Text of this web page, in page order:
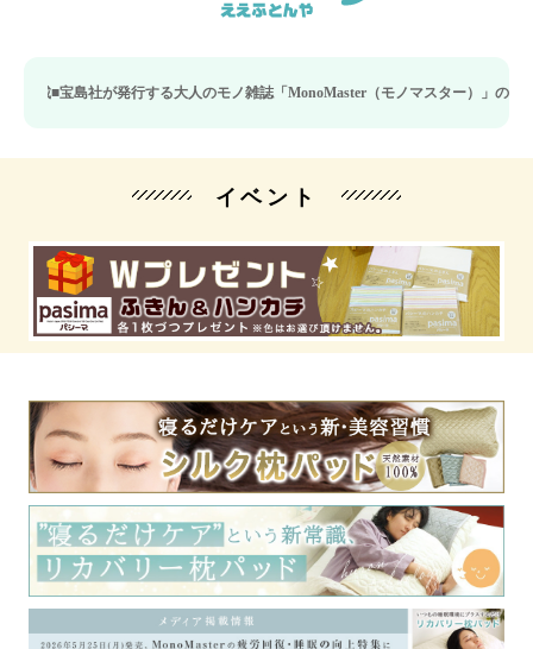
宝島社が発行する大人のモノ雑誌「MonoMaster（モノマスター）」の疲労回復
イベント